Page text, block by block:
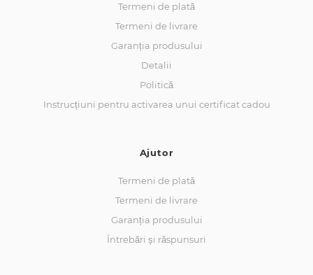
Termeni de plată
Termeni de livrare
Garanția produsului
Detalii
Politică
Instrucțiuni pentru activarea unui certificat cadou
Ajutor
Termeni de plată
Termeni de livrare
Garanția produsului
Întrebări și răspunsuri